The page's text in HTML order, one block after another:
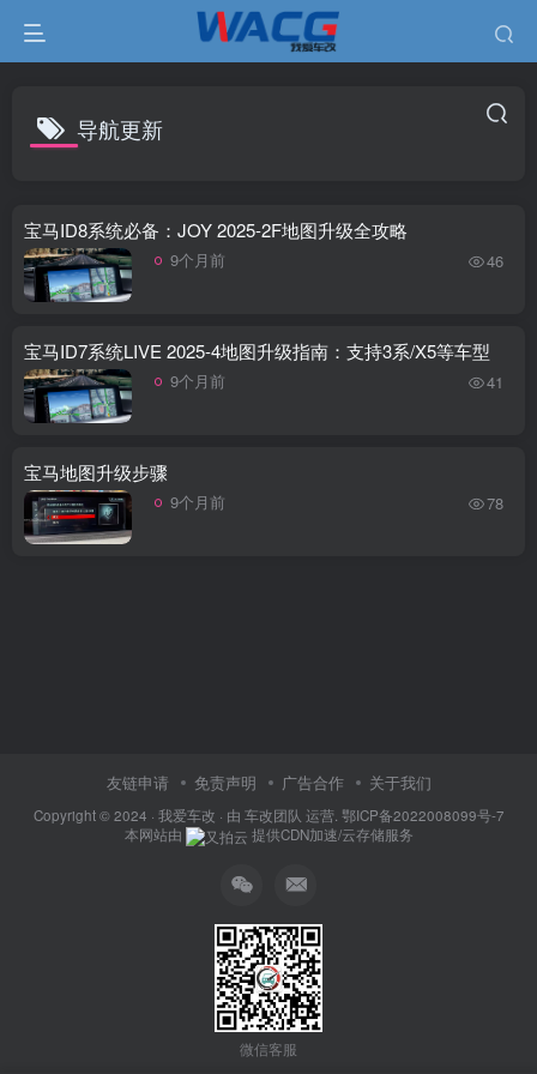
导航更新
宝马ID8系统必备：JOY 2025-2F地图升级全攻略
9个月前 46
宝马ID7系统LIVE 2025-4地图升级指南：支持3系/X5等车型
9个月前 41
宝马地图升级步骤
9个月前 78
友链申请 免责声明 广告合作 关于我们
Copyright © 2024 · 我爱车改 · 由 车改团队 运营. 鄂ICP备2022008099号-7
本网站由
提供CDN加速/云存储服务
微信客服